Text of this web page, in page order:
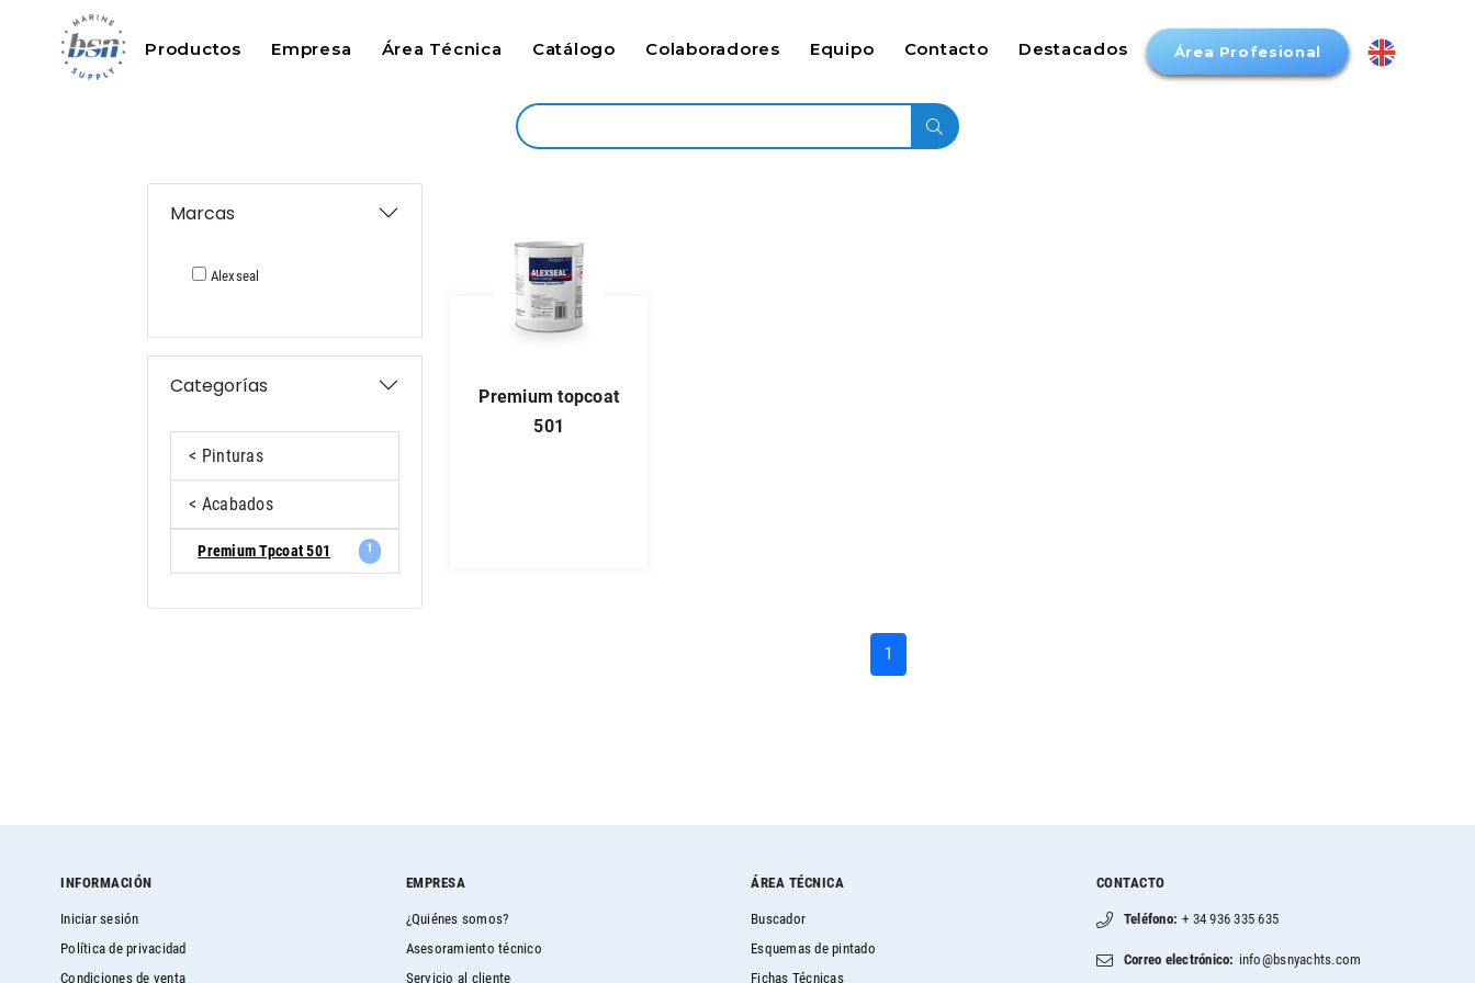
Productos Empresa Área Técnica Catálogo Colaboradores Equipo Contacto Destacados Área Profesional
Marcas
Alexseal
Categorías
< Pinturas
< Acabados
Premium Tpcoat 501 1
premium topcoat
501
1
INFORMACIÓN
Iniciar sesión
Política de privacidad
Condiciones de venta
EMPRESA
¿Quiénes somos?
Asesoramiento técnico
Servicio al cliente
ÁREA TÉCNICA
Buscador
Esquemas de pintado
Fichas Técnicas
CONTACTO
Teléfono: + 34 936 335 635
Correo electrónico: info@bsnyachts.com